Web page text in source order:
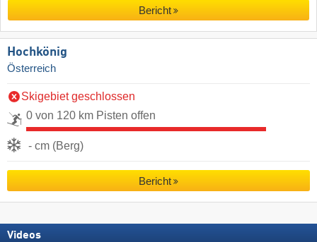
Bericht
Hochkönig
Österreich
Skigebiet geschlossen
0 von 120 km Pisten offen
- cm (Berg)
Bericht
Videos